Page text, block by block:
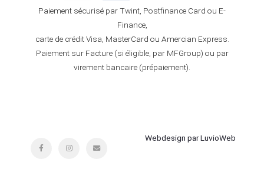
Paiement sécurisé par Twint, Postfinance Card ou E-
Finance,
carte de crédit Visa, MasterCard ou Amercian Express.
Paiement sur Facture (si éligible, par MFGroup) ou par
virement bancaire (prépaiement).
Webdesign par LuvioWeb